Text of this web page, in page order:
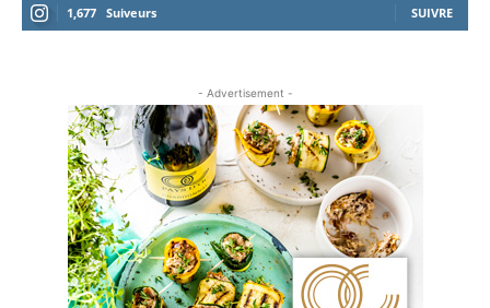
1,677 Suiveurs SUIVRE
- Advertisement -